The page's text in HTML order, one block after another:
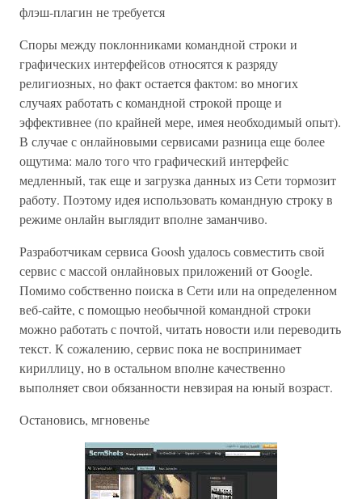
флэш-плагин не требуется
Споры между поклонниками командной строки и
графических интерфейсов относятся к разряду
религиозных, но факт остается фактом: во многих
случаях работать с командной строкой проще и
эффективнее (по крайней мере, имея необходимый опыт).
В случае с онлайновыми сервисами разница еще более
ощутима: мало того что графический интерфейс
медленный, так еще и загрузка данных из Сети тормозит
работу. Поэтому идея использовать командную строку в
режиме онлайн выглядит вполне заманчиво.
Разработчикам сервиса Goosh удалось совместить свой
сервис с массой онлайновых приложений от Google.
Помимо собственно поиска в Сети или на определенном
веб-сайте, с помощью необычной командной строки
можно работать с почтой, читать новости или переводить
текст. К сожалению, сервис пока не воспринимает
кириллицу, но в остальном вполне качественно
выполняет свои обязанности невзирая на юный возраст.
Остановись, мгновенье